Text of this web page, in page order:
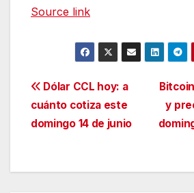
Source link
Navegación
de
y
Dólar CCL hoy: a
cuánto cotiza este
domingo 14 de junio